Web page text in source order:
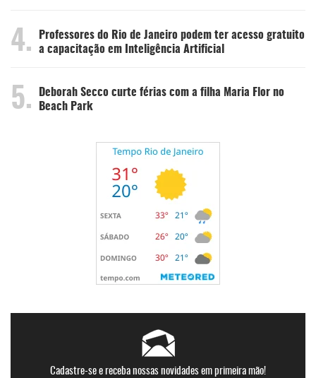
4.
Professores do Rio de Janeiro podem ter acesso gratuito
a capacitação em Inteligência Artificial
5.
Deborah Secco curte férias com a filha Maria Flor no
Beach Park
Cadastre-se e receba nossas novidades em primeira mão!